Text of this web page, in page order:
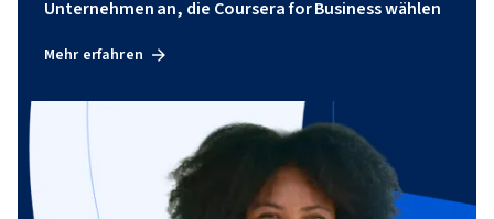
Unternehmen an, die Coursera for Business wählen
Mehr erfahren